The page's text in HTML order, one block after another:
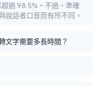
過 98.5%。不過，準確
說話者口音而有所不同。
文字需要多長時間？